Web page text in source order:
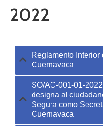
2022
Reglamento
Cuernavaca
SO/AC-001-01-
designa al
Segura como
Cuernavaca